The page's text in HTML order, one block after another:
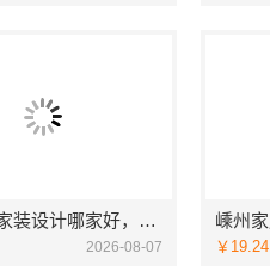
品质装饰家装设计哪家好，佛山市雅居美家建筑装饰工程有限公司资深团队全案定制
2026-08-07 ￥19.24